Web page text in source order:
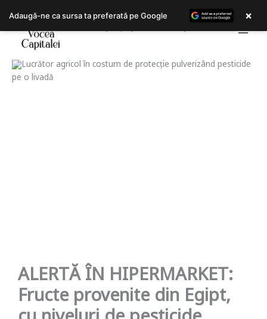
content
Bucureștiul, așa cum îl trăiești!
ALERTĂ ÎN HIPERMARKET:
Fructe provenite din Egipt,
Adaugă-ne ca sursa ta preferată pe Google ×